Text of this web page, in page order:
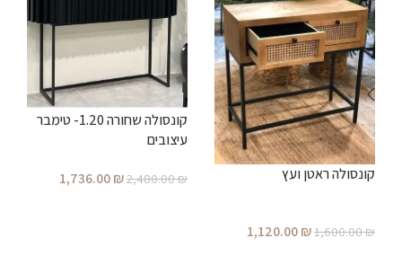
קונסולה ראטן ועץ
1,600.00₪
1,120.00₪
קונסולה שחורה 1.20- טימבר
עיצובים
2,480.00₪
1,736.00₪